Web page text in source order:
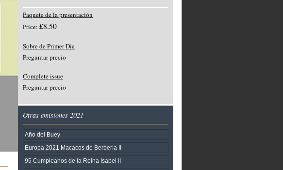
Paquete de la presentación
Price: £8.50
Sobre de Primer Dia
Preguntar precio
Complete issue
Preguntar precio
Otras emisiones 2021
Año del Buey
Europa 2021 Macacos de Berbería II
95 Cumpleanos de la Reina Isabel II